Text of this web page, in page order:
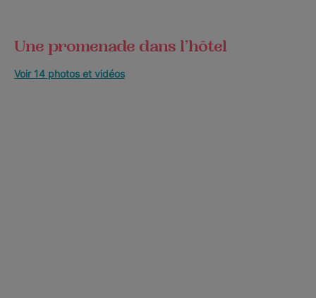
Une promenade dans l’hôtel
Voir 14 photos et vidéos